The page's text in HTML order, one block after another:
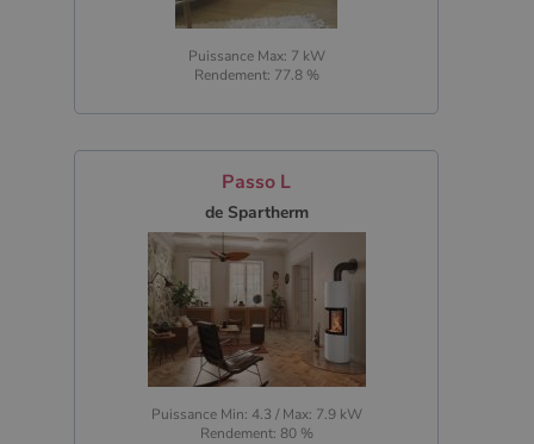
Puissance Max: 7 kW
Rendement: 77.8 %
Passo L
de Spartherm
Puissance Min: 4.3 / Max: 7.9 kW
Rendement: 80 %